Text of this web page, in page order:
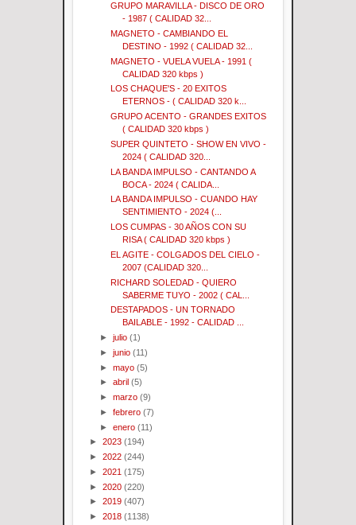
GRUPO MARAVILLA - DISCO DE ORO
- 1987 ( CALIDAD 32...
MAGNETO - CAMBIANDO EL
DESTINO - 1992 ( CALIDAD 32...
MAGNETO - VUELA VUELA - 1991 (
CALIDAD 320 kbps )
LOS CHAQUE'S - 20 EXITOS
ETERNOS - ( CALIDAD 320 k...
GRUPO ACENTO - GRANDES EXITOS
( CALIDAD 320 kbps )
SUPER QUINTETO - SHOW EN VIVO -
2024 ( CALIDAD 320...
LA BANDA IMPULSO - CANTANDO A
BOCA - 2024 ( CALIDA...
LA BANDA IMPULSO - CUANDO HAY
SENTIMIENTO - 2024 (...
LOS CUMPAS - 30 AÑOS CON SU
RISA ( CALIDAD 320 kbps )
EL AGITE - COLGADOS DEL CIELO -
2007 (CALIDAD 320...
RICHARD SOLEDAD - QUIERO
SABERME TUYO - 2002 ( CAL...
DESTAPADOS - UN TORNADO
BAILABLE - 1992 - CALIDAD ...
►julio (1)
►junio (11)
►mayo (5)
►abril (5)
►marzo (9)
►febrero (7)
►enero (11)
► 2023 (194)
► 2022 (244)
► 2021 (175)
► 2020 (220)
► 2019 (407)
► 2018 (1138)